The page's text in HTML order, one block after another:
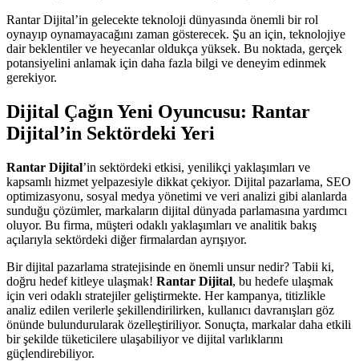
Rantar Dijital’in gelecekte teknoloji dünyasında önemli bir rol
oynayıp oynamayacağını zaman gösterecek. Şu an için, teknolojiye
dair beklentiler ve heyecanlar oldukça yüksek. Bu noktada, gerçek
potansiyelini anlamak için daha fazla bilgi ve deneyim edinmek
gerekiyor.
Dijital Çağın Yeni Oyuncusu: Rantar
Dijital’in Sektördeki Yeri
Rantar Dijital’in sektördeki etkisi, yenilikçi yaklaşımları ve
kapsamlı hizmet yelpazesiyle dikkat çekiyor. Dijital pazarlama, SEO
optimizasyonu, sosyal medya yönetimi ve veri analizi gibi alanlarda
sunduğu çözümler, markaların dijital dünyada parlamasına yardımcı
oluyor. Bu firma, müşteri odaklı yaklaşımları ve analitik bakış
açılarıyla sektördeki diğer firmalardan ayrışıyor.
Bir dijital pazarlama stratejisinde en önemli unsur nedir? Tabii ki,
doğru hedef kitleye ulaşmak! Rantar Dijital, bu hedefe ulaşmak
için veri odaklı stratejiler geliştirmekte. Her kampanya, titizlikle
analiz edilen verilerle şekillendirilirken, kullanıcı davranışları göz
önünde bulundurularak özelleştiriliyor. Sonuçta, markalar daha etkili
bir şekilde tüketicilere ulaşabiliyor ve dijital varlıklarını
güçlendirebiliyor.